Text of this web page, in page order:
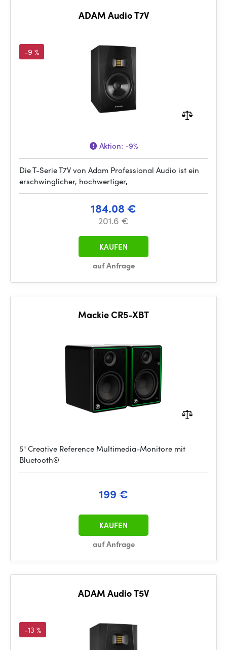
ADAM Audio T7V
-9 %
Aktion: -9%
Die T-Serie T7V von Adam Professional Audio ist ein
erschwinglicher, hochwertiger,
184.08 €
201.6 €
auf Anfrage
KAUFEN
Mackie CR5-XBT
5" Creative Reference Multimedia-Monitore mit
Bluetooth®
199 €
auf Anfrage
KAUFEN
ADAM Audio T5V
-13 %